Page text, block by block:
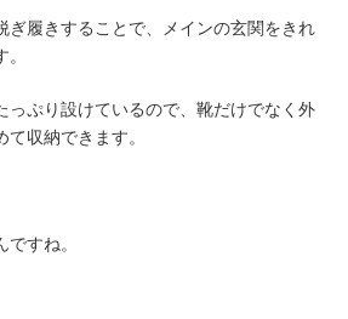
洗いを備えた使いや
ぎ履きすることで、メインの玄関をきれ
っぷり設けているので、靴だけでなく外
収納できます。
すね。